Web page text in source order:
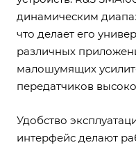
динамическим
что делает его
различных
малошумящих
передатчиков
Удобство
интерфейс делают